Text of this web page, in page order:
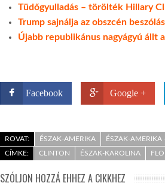
Tüdőgyulladás – törölték Hillary
Trump sajnálja az obszcén
Újabb republikánus nagyágyú állt
Facebook Google +
ROVAT: ÉSZAK-AMERIKA
ÉSZAK-AMERIKA
CÍMKE:
CLINTON ÉSZAK-KAROLINA
SZÓLJON HOZZÁ EHHEZ A CIKKHEZ